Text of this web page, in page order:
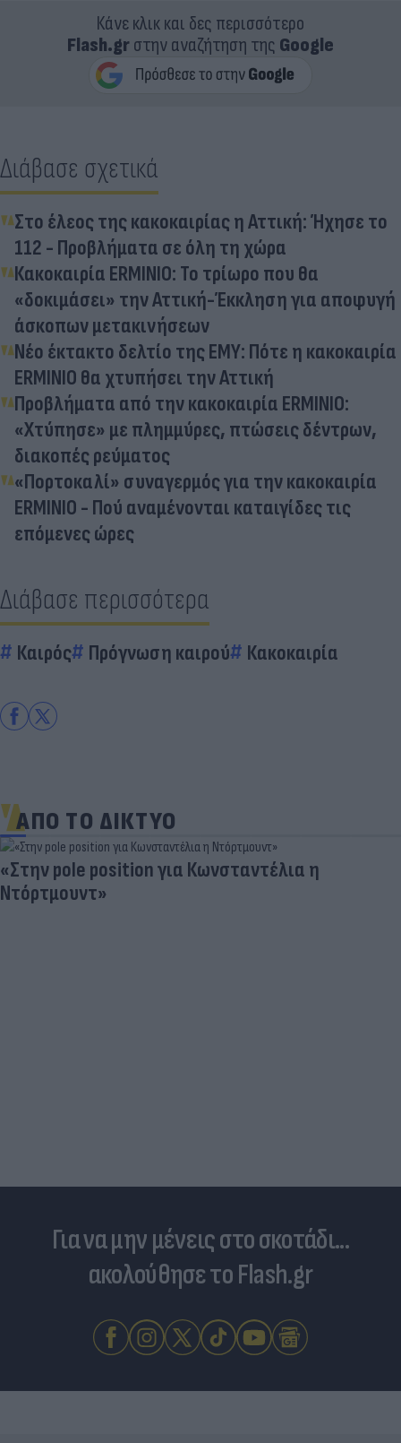
Κάνε κλικ και δες περισσότερο
Flash.grστην αναζήτηση της Google
Διάβασε σχετικά
Στο έλεος της κακοκαιρίας η Αττική: Ήχησε το
112 - Προβλήματα σε όλη τη χώρα
Κακοκαιρία ERMINIO: Το τρίωρο που θα
«δοκιμάσει» την Αττική-Έκκληση για αποφυγή
άσκοπων μετακινήσεων
Νέο έκτακτο δελτίο της ΕΜΥ: Πότε η κακοκαιρία
ERMINIO θα χτυπήσει την Αττική
Προβλήματα από την κακοκαιρία ERMINIO:
«Χτύπησε» με πλημμύρες, πτώσεις δέντρων,
διακοπές ρεύματος
«Πορτοκαλί» συναγερμός για την κακοκαιρία
ERMINIO - Πού αναμένονται καταιγίδες τις
επόμενες ώρες
Διάβασε περισσότερα
Καιρός Πρόγνωση καιρού Κακοκαιρία
ΑΠΟ ΤΟ ΔΙΚΤΥΟ
«Στην pole position για Κωνσταντέλια η
Ντόρτμουντ»
Για να μην μένεις στο σκοτάδι...
ακολούθησε το Flash.gr